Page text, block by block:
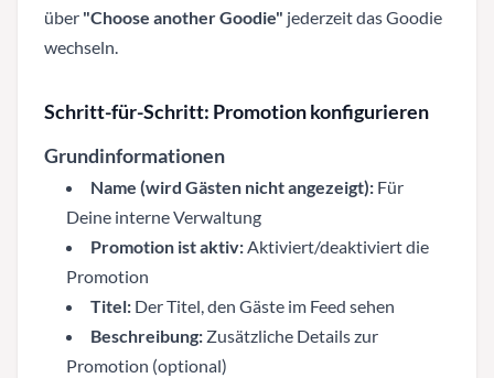
über "Choose another Goodie" jederzeit das Goodie
wechseln.
Schritt-für-Schritt: Promotion konfigurieren
Grundinformationen
Name (wird Gästen nicht angezeigt): Für
Deine interne Verwaltung
Promotion ist aktiv:Aktiviert/deaktiviert die
Promotion
Titel: Der Titel, den Gäste im Feed sehen
Beschreibung: Zusätzliche Details zur
Promotion (optional)